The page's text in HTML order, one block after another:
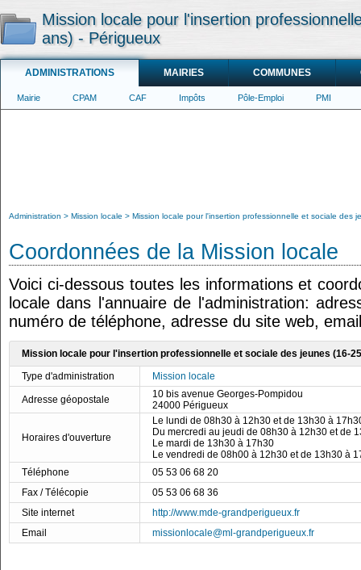
Mission locale pour l'insertion
ans) - Périgueux
ADMINISTRATIONS MAIRIES COMMUNES
Mairie CPAM CAF Impôts Pôle-Emploi PMI
Administration Mission locale Mission locale pour l'insertion professionnelle et sociale des
Coordonnées de la Mission locale
Voici ci-dessous toutes les informations et
locale dans l'annuaire de l'administration:
numéro de téléphone, adresse du site web,
Mission locale pour l'insertion professionnelle et sociale des jeunes (16-
Type d'administration
Mission locale
Adresse géopostale
10 bis avenue Georges-Pompidou
24000 Périgueux
Horaires d'ouverture
Le lundi de 08h30 à 12h30 et de 13h30 à
Du mercredi au jeudi de 08h30 à 12h30 et de
Le mardi de 13h30 à 17h30
Le vendredi de 08h00 à 12h30 et de 13h30 à
Téléphone
05 53 06 68 20
Fax / Télécopie
05 53 06 68 36
Site internet
http://www.mde-grandperigueux.fr
Email
missionlocale@ml-grandperigueux.fr